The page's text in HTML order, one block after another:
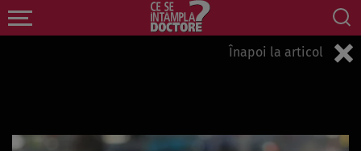
Înapoi la articol